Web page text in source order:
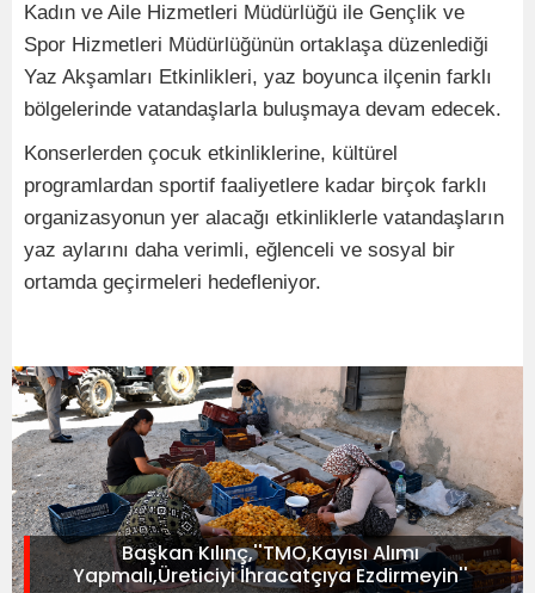
Kadın ve Aile Hizmetleri Müdürlüğü ile Gençlik ve
Spor Hizmetleri Müdürlüğünün ortaklaşa düzenlediği
Yaz Akşamları Etkinlikleri, yaz boyunca ilçenin farklı
bölgelerinde vatandaşlarla buluşmaya devam edecek.
Konserlerden çocuk etkinliklerine, kültürel
programlardan sportif faaliyetlere kadar birçok farklı
organizasyonun yer alacağı etkinliklerle vatandaşların
yaz aylarını daha verimli, eğlenceli ve sosyal bir
ortamda geçirmeleri hedefleniyor.
Başkan Kılınç,''TMO,Kayısı Alımı
Yapmalı,Üreticiyi İhracatçıya Ezdirmeyin''